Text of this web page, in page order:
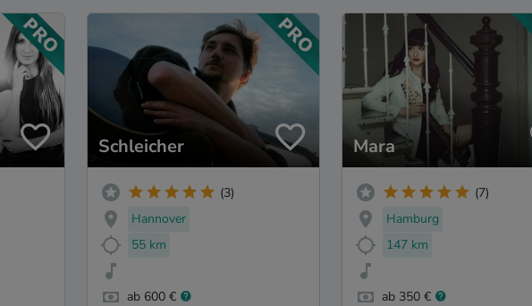
Schleicher
(3)
Hannover
55 km
ab 600 €
Mara
(7)
Hamburg
147 km
ab 350 €